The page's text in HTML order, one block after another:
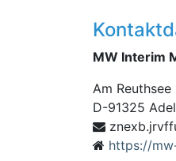
MW Interim
Am Reuthsee
D-91325
z
https://